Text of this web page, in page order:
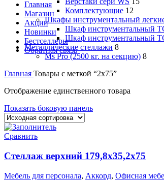
Главная
Магазин
Акции
Новинки
Бестселлеры
Обратная связь
Комплектующие 12
Шкафы инструментальный
Шкаф инструментальный
Шкаф инструментальный
Металлические стеллажи 8
Ms Pro (2500 кг. на секцию) 8
Главная Товары с меткой “2х75”
Отображение единственного товара
Показать боковую панель
Сравнить
Стеллаж верхний 179,8х35,2х75
Мебель для персонала, Аккорд, Офисная